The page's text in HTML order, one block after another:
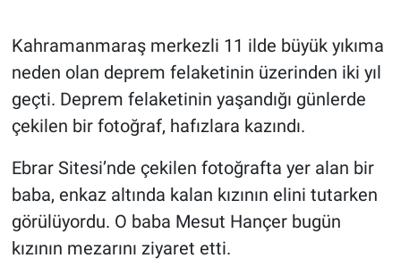
Kahramanmaraş merkezli 11 ilde büyük yıkıma
neden olan deprem felaketinin üzerinden iki yıl
geçti. Deprem felaketinin yaşandığı günlerde
çekilen bir fotoğraf, hafızlara kazındı.
Ebrar Sitesi’nde çekilen fotoğrafta yer alan bir
baba, enkaz altında kalan kızının elini tutarken
görülüyordu. O baba Mesut Hançer bugün
kızının mezarını ziyaret etti.
Günün görüntüsü
Haber
Kimdir